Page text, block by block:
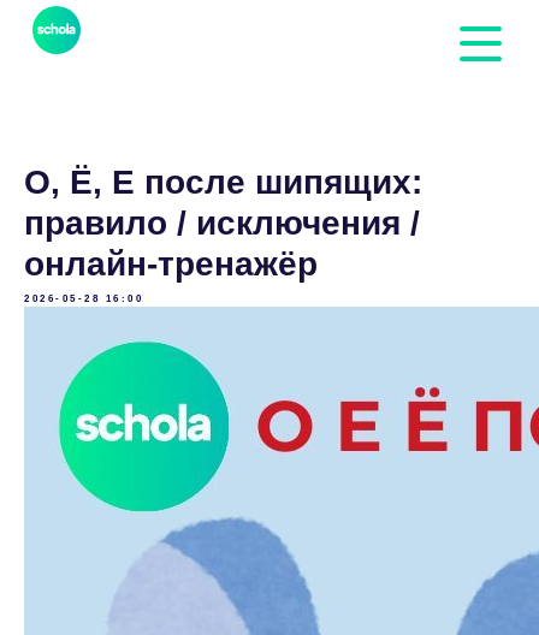
О, Ё, Е после шипящих:
правило / исключения /
онлайн-тренажёр
2026-05-28 16:00